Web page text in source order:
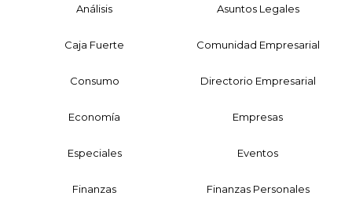
Análisis Asuntos Legales
Caja Fuerte Comunidad Empresarial
Consumo Directorio Empresarial
Economía Empresas
Especiales Eventos
Finanzas Finanzas Personales